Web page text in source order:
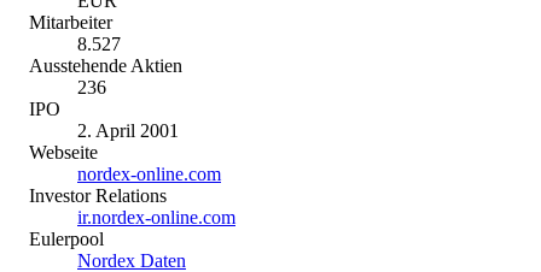
Mitarbeiter
8.527
Ausstehende Aktien
236
IPO
2. April 2001
Webseite
nordex-online.com
Investor Relations
ir.nordex-online.com
Eulerpool
Nordex Daten